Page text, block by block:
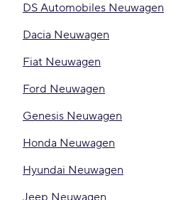
DS Automobiles Neuwagen
Dacia Neuwagen
Fiat Neuwagen
Ford Neuwagen
Genesis Neuwagen
Honda Neuwagen
Hyundai Neuwagen
Jeep Neuwagen